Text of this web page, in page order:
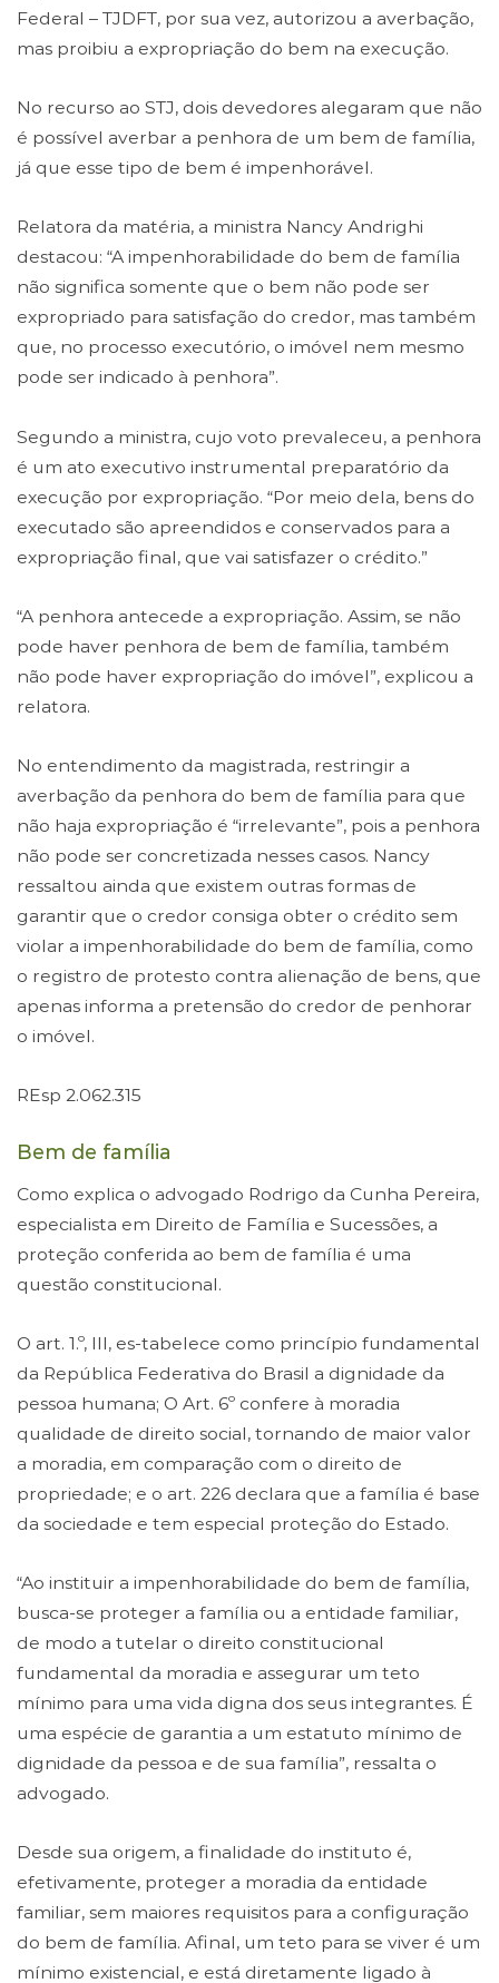
Federal – TJDFT, por sua vez, autorizou a averbação,
mas proibiu a expropriação do bem na execução.
No recurso ao STJ, dois devedores alegaram que não
é possível averbar a penhora de um bem de família,
já que esse tipo de bem é impenhorável.
Relatora da matéria, a ministra Nancy Andrighi
destacou: “A impenhorabilidade do bem de família
não significa somente que o bem não pode ser
expropriado para satisfação do credor, mas também
que, no processo executório, o imóvel nem mesmo
pode ser indicado à penhora”.
Segundo a ministra, cujo voto prevaleceu, a penhora
é um ato executivo instrumental preparatório da
execução por expropriação. “Por meio dela, bens do
executado são apreendidos e conservados para a
expropriação final, que vai satisfazer o crédito.”
“A penhora antecede a expropriação. Assim, se não
pode haver penhora de bem de família, também
não pode haver expropriação do imóvel”, explicou a
relatora.
No entendimento da magistrada, restringir a
averbação da penhora do bem de família para que
não haja expropriação é “irrelevante”, pois a penhora
não pode ser concretizada nesses casos. Nancy
ressaltou ainda que existem outras formas de
garantir que o credor consiga obter o crédito sem
violar a impenhorabilidade do bem de família, como
o registro de protesto contra alienação de bens, que
apenas informa a pretensão do credor de penhorar
o imóvel.
REsp 2.062.315
Bem de família
Como explica o advogado Rodrigo da Cunha Pereira,
especialista em Direito de Família e Sucessões, a
proteção conferida ao bem de família é uma
questão constitucional.
O art. 1.º, III, es-tabelece como princípio fundamental
da República Federativa do Brasil a dignidade da
pessoa humana; O Art. 6º confere à moradia
qualidade de direito social, tornando de maior valor
a moradia, em comparação com o direito de
propriedade; e o art. 226 declara que a família é base
da sociedade e tem especial proteção do Estado.
“Ao instituir a impenhorabilidade do bem de família,
busca-se proteger a família ou a entidade familiar,
de modo a tutelar o direito constitucional
fundamental da moradia e assegurar um teto
mínimo para uma vida digna dos seus integrantes. É
uma espécie de garantia a um estatuto mínimo de
dignidade da pessoa e de sua família”, ressalta o
advogado.
Desde sua origem, a finalidade do instituto é,
efetivamente, proteger a moradia da entidade
familiar, sem maiores requisitos para a configuração
do bem de família. Afinal, um teto para se viver é um
mínimo existencial, e está diretamente ligado à